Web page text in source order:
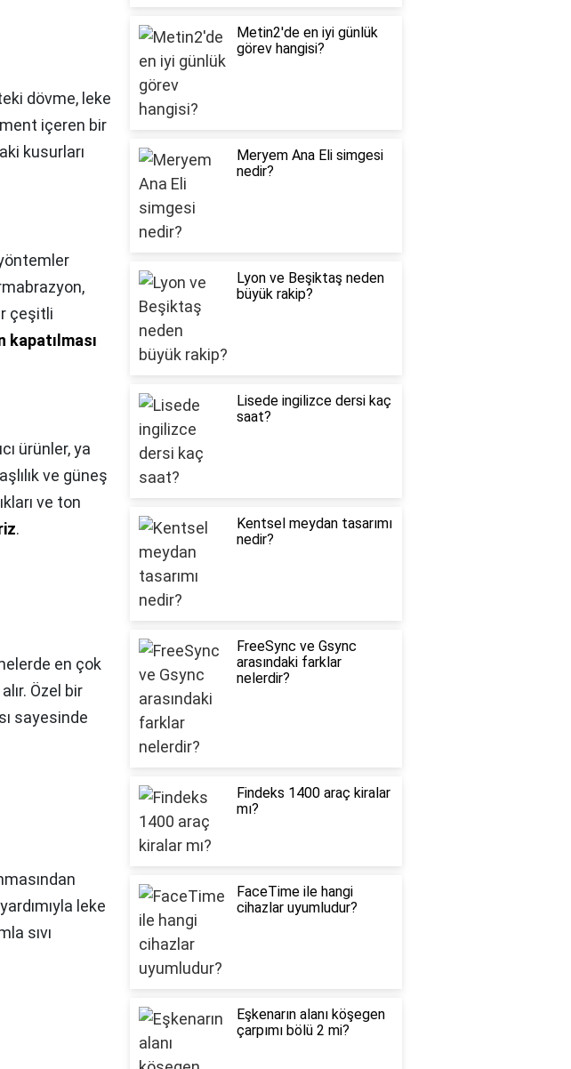
dövme, leke
içeren bir
kusurları
çeşitli
kapatılması
ürünler, ya
ve güneş
ve ton
.
en çok
Özel bir
sayesinde
leke
sıvı
Metin2'de en iyi günlük
görev hangisi?
Meryem Ana Eli simgesi
nedir?
Lyon ve Beşiktaş neden
büyük rakip?
Lisede ingilizce dersi kaç
saat?
Kentsel meydan tasarımı
nedir?
FreeSync ve Gsync
arasındaki farklar
nelerdir?
Findeks 1400 araç kiralar
mı?
FaceTime ile hangi
cihazlar uyumludur?
Eşkenarın alanı köşegen
çarpımı bölü 2 mi?